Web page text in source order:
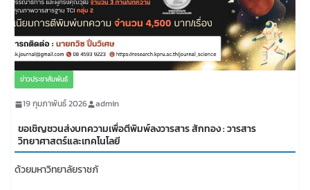
ข่าวประชาสัมพันธ์
19 กุมภาพันธ์ 2026 admin
ขอเชิญชวนส่งบทความเพื่อตีพิมพ์ลงวารสาร สักทอง : วารสาร
วิทยาศาสตร์และเทคโนโลยี
ด้วยมหาวิทยาลัยราชภั